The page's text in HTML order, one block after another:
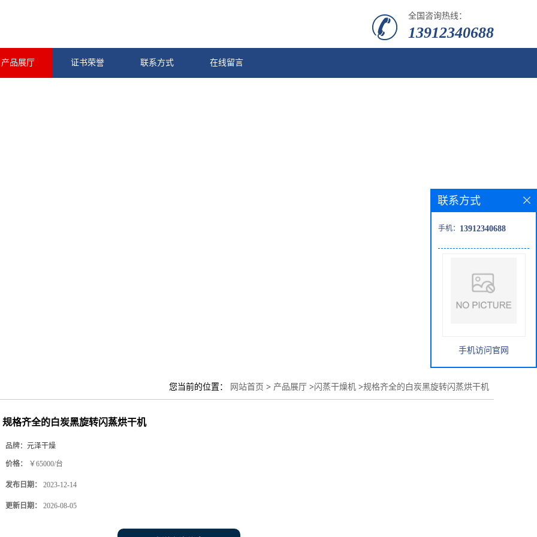
全国咨询热线：
13912340688
产品展厅 证书荣誉 联系方式 在线留言
您当前的位置： 网站首页 > 产品展厅 >闪蒸干燥机 >规格齐全的白炭黑旋转闪蒸烘干机
规格齐全的白炭黑旋转闪蒸烘干机
品牌： 元泽干燥
价格： ￥65000/台
发布日期： 2023-12-14
更新日期： 2026-08-05
联系方式
手机： 13912340688
手机访问官网